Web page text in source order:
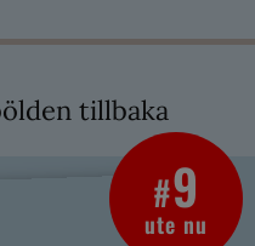
tillbaka
#9
ute nu